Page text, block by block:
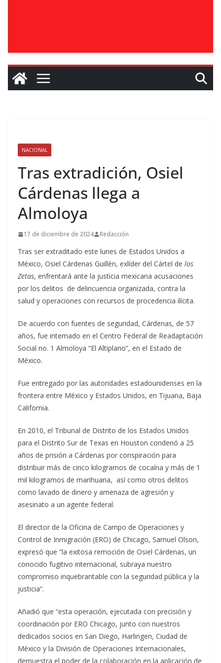
NACIONAL
Tras extradición, Osiel
Cárdenas llega a
Almoloya
17 de diciembre de 2024 Redacción
Tras ser extraditado este lunes de Estados Unidos a
México, Osiel Cárdenas Guillén, exlíder del Cártel de los
Zetas, enfrentará ante la justicia mexicana acusaciones
por los delitos de delincuencia organizada, contra la
salud y operaciones con recursos de procedencia ilícita.
De acuerdo con fuentes de seguridad, Cárdenas, de 57
años, fue internado en el Centro Federal de Readaptación
Social no. 1 Almoloya “El Altiplano”, en el Estado de
México.
Fue entregado por las autoridades estadounidenses en la
frontera entre México y Estados Unidos, en Tijuana, Baja
California.
En 2010, el Tribunal de Distrito de los Estados Unidos
para el Distrito Sur de Texas en Houston condenó a 25
años de prisión a Cárdenas por conspiración para
distribuir más de cinco kilogramos de cocaína y más de 1
mil kilogramos de marihuana, así como otros delitos
como lavado de dinero y amenaza de agresión y
asesinato a un agente federal.
El director de la Oficina de Campo de Operaciones y
Control de Inmigración (ERO) de Chicago, Samuel Olson,
expresó que “la exitosa remoción de Osiel Cárdenas, un
conocido fugitivo internacional, subraya nuestro
compromiso inquebrantable con la seguridad pública y la
justicia”.
Añadió que “esta operación, ejecutada con precisión y
coordinación por ERO Chicago, junto con nuestros
dedicados socios en San Diego, Harlingen, Ciudad de
México y la División de Operaciones Internacionales,
demuestra el poder de la colaboración en la aplicación de